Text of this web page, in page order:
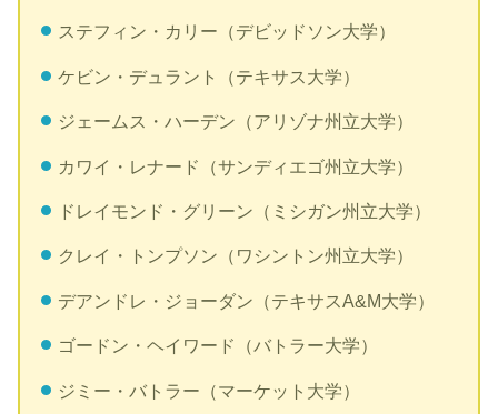
ステフィン・カリー（デビッドソン大学）
ケビン・デュラント（テキサス大学）
ジェームス・ハーデン（アリゾナ州立大学）
カワイ・レナード（サンディエゴ州立大学）
ドレイモンド・グリーン（ミシガン州立大学）
クレイ・トンプソン（ワシントン州立大学）
デアンドレ・ジョーダン（テキサスA&M大学）
ゴードン・ヘイワード（バトラー大学）
ジミー・バトラー（マーケット大学）